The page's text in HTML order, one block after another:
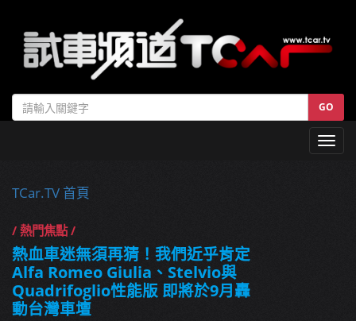
GO
TCar.TV 首頁
/ 熱門焦點 /
熱血車迷無須再猜！我們近乎肯定
Alfa Romeo Giulia、Stelvio與
Quadrifoglio性能版 即將於9月轟
動台灣車壇